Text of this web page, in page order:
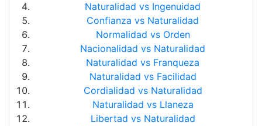
Naturalidad vs Ingenuidad
Confianza vs Naturalidad
Normalidad vs Orden
Nacionalidad vs Naturalidad
Naturalidad vs Franqueza
Naturalidad vs Facilidad
Cordialidad vs Naturalidad
Naturalidad vs Llaneza
Libertad vs Naturalidad